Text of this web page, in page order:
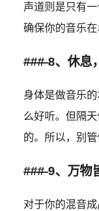
声道则是只有
确保你的音乐
###8、休息
身体是做音乐
么好听。但隔
的。所以，别
###9、万物
对于你的混音